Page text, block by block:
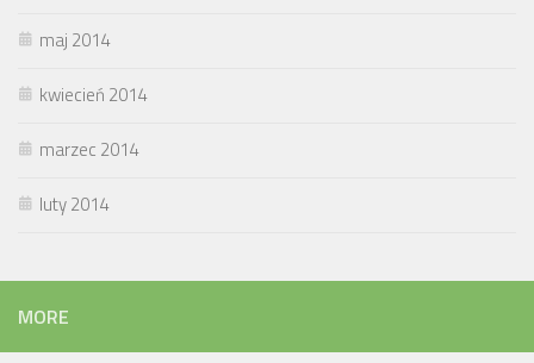
maj 2014
kwiecień 2014
marzec 2014
luty 2014
MORE